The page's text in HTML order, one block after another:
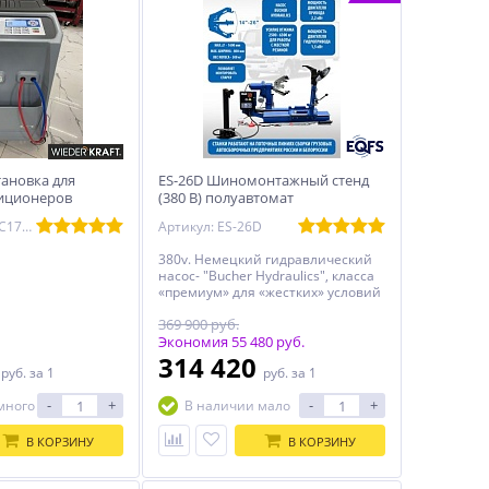
для
Артикул: WDK-AC1700
руб. за 1
- +
В КОРЗИНУ
ES-26D Шиномонтажный стенд
(380 В) полуавтомат
Артикул: ES-26D
380v. Немецкий гидравлический
насос- "Bucher Hydraulics", класса
«премиум» для «жестких» условий
сталь диаметром 14-26”
369 900 руб.
Экономия 55 480 руб.
314 420 руб. за 1
В наличии мало
- +
В КОРЗИНУ